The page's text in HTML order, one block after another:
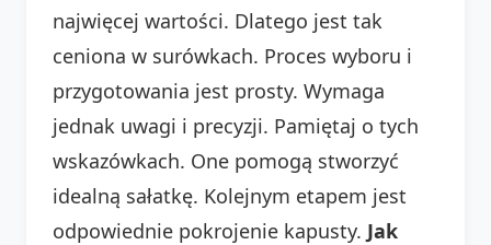
najwięcej wartości. Dlatego jest tak
ceniona w surówkach. Proces wyboru i
przygotowania jest prosty. Wymaga
jednak uwagi i precyzji. Pamiętaj o tych
wskazówkach. One pomogą stworzyć
idealną sałatkę. Kolejnym etapem jest
odpowiednie pokrojenie kapusty. Jak